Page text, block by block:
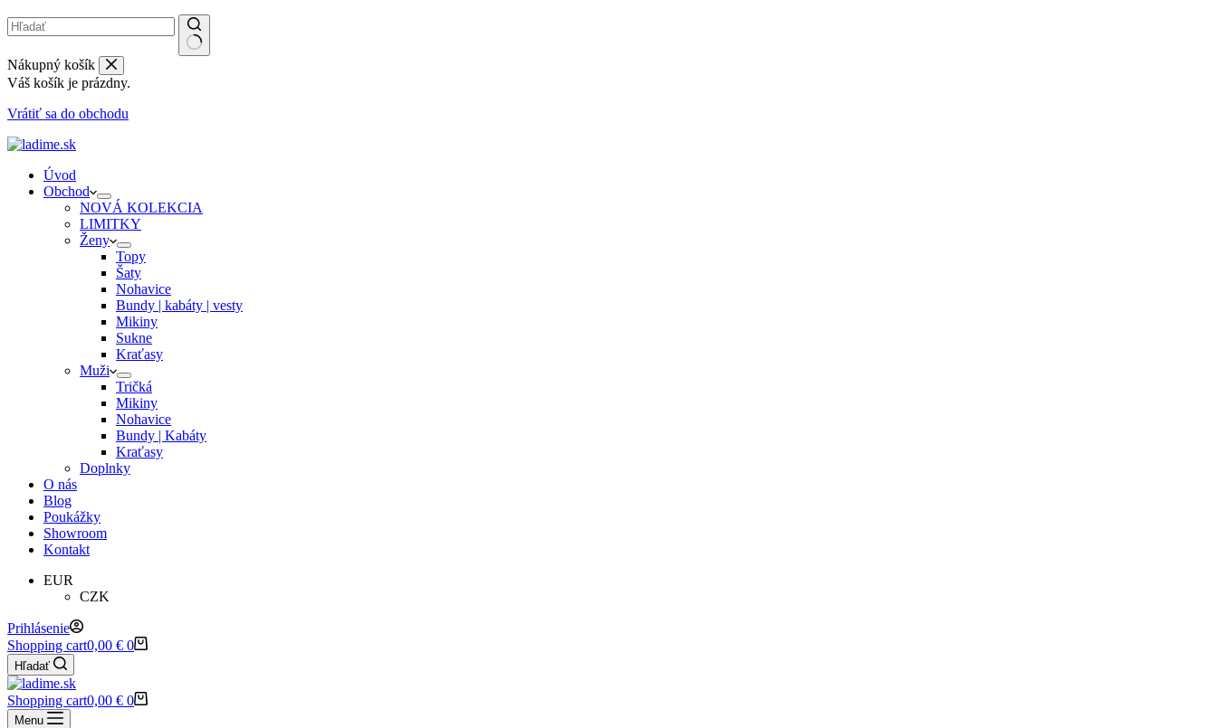
Nákupný košík
Váš košík je prázdny.
Vrátiť sa do obchodu
Úvod
Obchod
NOVÁ KOLEKCIA
LIMITKY
Ženy
Topy
Šaty
Nohavice
Bundy | kabáty | vesty
Mikiny
Sukne
Kraťasy
Muži
Tričká
Mikiny
Nohavice
Bundy | Kabáty
Kraťasy
Doplnky
O nás
Blog
Poukážky
Showroom
Kontakt
EUR
CZK
Prihlásenie
Shopping cart0,00 € 0
Hľadať
Shopping cart0,00 € 0
Menu